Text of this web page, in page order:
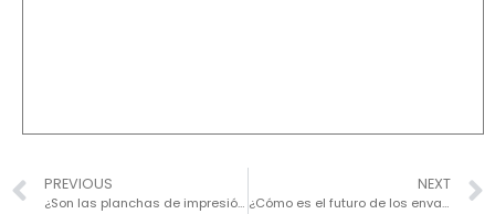
PREVIOUS
¿Son las planchas de impresión respetuosas con el medio ambiente?
NEXT
¿Cómo es el futuro de los envases sostenibles?